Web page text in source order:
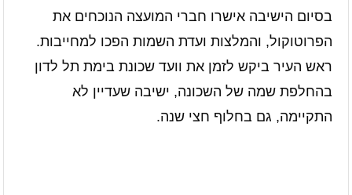
בסיום הישיבה אישרו חברי המועצה הנוכחים את
הפרוטוקול, והמלצות ועדת השמות הפכו למחייבות.
ראש העיר ביקש לזמן את וועד שכונת בימת תל לדון
בהחלפת שמה של השכונה, ישיבה שעדיין לא
התקיימה, גם בחלוף חצי שנה.